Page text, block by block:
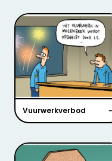
Vuurwerkverbod